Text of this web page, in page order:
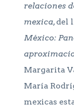
relaciones
mexica, del
México:
Margarita
María
mexicas